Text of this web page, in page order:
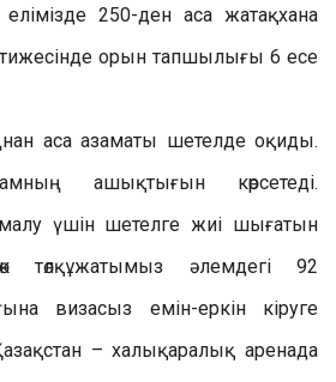
250-ден аса жатақхана
орын тапшылығы 6 есе
аса азаматы шетелде оқиды.
ашықтығын көрсетеді.
үшін шетелге жиі шығатын
төлқұжатымыз әлемдегі 92
визасыз емін-еркін кіруге
– халықаралық аренада